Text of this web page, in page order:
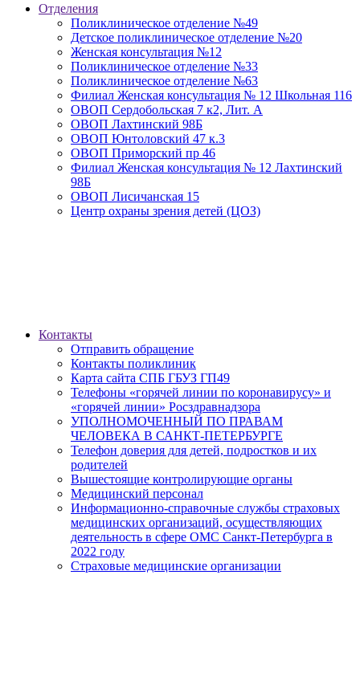
Отделения
Поликлиническое отделение №49
Детское поликлиническое отделение №20
Женская консультация №12
Поликлиническое отделение №33
Поликлиническое отделение №63
Филиал Женская консультация № 12 Школьная 116
ОВОП Сердобольская 7 к2, Лит. А
ОВОП Лахтинский 98Б
ОВОП Юнтоловский 47 к.3
ОВОП Приморский пр 46
Филиал Женская консультация № 12 Лахтинский
98Б
ОВОП Лисичанская 15
Центр охраны зрения детей (ЦОЗ)
Контакты
Отправить обращение
Контакты поликлиник
Карта сайта СПБ ГБУЗ ГП49
Телефоны «горячей линии по коронавирусу» и
«горячей линии» Росздравнадзора
УПОЛНОМОЧЕННЫЙ ПО ПРАВАМ
ЧЕЛОВЕКА В САНКТ-ПЕТЕРБУРГЕ
Телефон доверия для детей, подростков и их
родителей
Вышестоящие контролирующие органы
Медицинский персонал
Информационно-справочные службы страховых
медицинских организаций, осуществляющих
деятельность в сфере ОМС Санкт-Петербурга в
2022 году
Страховые медицинские организации